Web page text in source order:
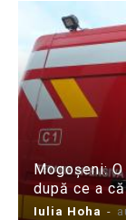
Mogoșeni:
după ce a
Iulia Hoha -